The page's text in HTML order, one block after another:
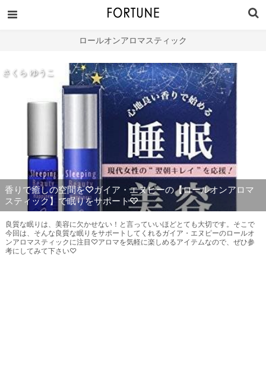
ロールオンアロマスティック
さくら ゆうこ
香りで癒しの空間を♡ガイア・エヌピーの【ロールオンアロマ
スティック】で眠りをサポート♡
良質な眠りは、美容に欠かせない！と言っていいほどとても大切です。そこで
今回は、そんな良質な眠りをサポートしてくれるガイア・エヌピーのロールオ
ンアロマスティックに注目♡アロマを気軽に楽しめるアイテムなので、ぜひ参
考にしてみて下さい♡